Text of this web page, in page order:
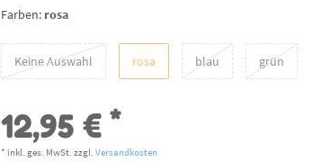
Farben: rosa
Keine Auswahl rosa blau grün
12,95 € *
* inkl. ges. MwSt. zzgl. Versandkosten